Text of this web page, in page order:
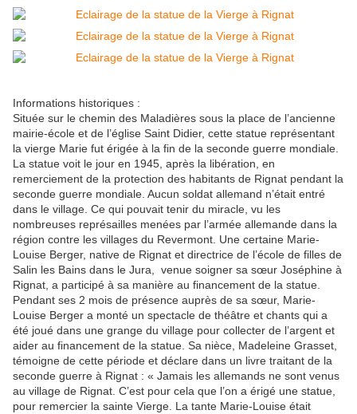
Informations historiques :
Située sur le chemin des Maladières sous la place de l’ancienne
mairie-école et de l’église Saint Didier, cette statue représentant
la vierge Marie fut érigée à la fin de la seconde guerre mondiale.
La statue voit le jour en 1945, après la libération, en
remerciement de la protection des habitants de Rignat pendant la
seconde guerre mondiale. Aucun soldat allemand n’était entré
dans le village. Ce qui pouvait tenir du miracle, vu les
nombreuses représailles menées par l’armée allemande dans la
région contre les villages du Revermont. Une certaine Marie-
Louise Berger, native de Rignat et directrice de l’école de filles de
Salin les Bains dans le Jura, venue soigner sa sœur Joséphine à
Rignat, a participé à sa manière au financement de la statue.
Pendant ses 2 mois de présence auprès de sa sœur, Marie-
Louise Berger a monté un spectacle de théâtre et chants qui a
été joué dans une grange du village pour collecter de l’argent et
aider au financement de la statue. Sa nièce, Madeleine Grasset,
témoigne de cette période et déclare dans un livre traitant de la
seconde guerre à Rignat : « Jamais les allemands ne sont venus
au village de Rignat. C’est pour cela que l’on a érigé une statue,
pour remercier la sainte Vierge. La tante Marie-Louise était